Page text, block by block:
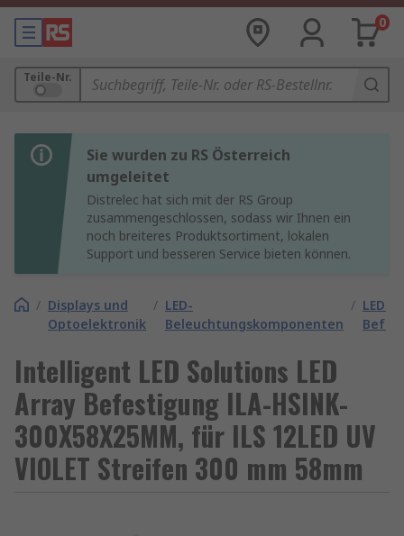
0
Teile-Nr.
Sie wurden zu RS Österreich
umgeleitet
Distrelec hat sich mit der RS Group
zusammengeschlossen, sodass wir Ihnen ein
noch breiteres Produktsortiment, lokalen
Support und besseren Service bieten können.
/ Displays und
Optoelektronik
/ LED-
Beleuchtungskomponenten
/ LED
Intelligent LED Solutions LED
Array Befestigung ILA-HSINK-
300X58X25MM, für ILS 12LED UV
VIOLET Streifen 300 mm 58mm